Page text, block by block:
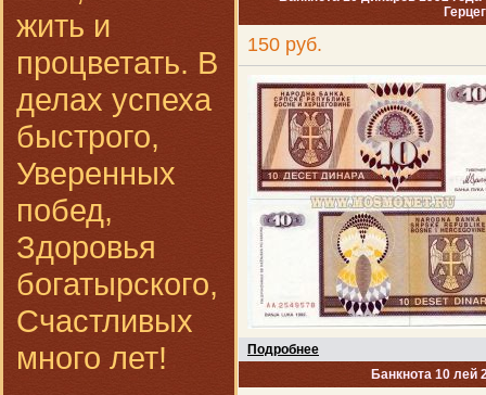
жить и
процветать. В
делах успеха
быстрого,
Уверенных
побед,
Здоровья
богатырского,
Счастливых
много лет!
150 руб.
Подробнее
Банкнота 10 лей